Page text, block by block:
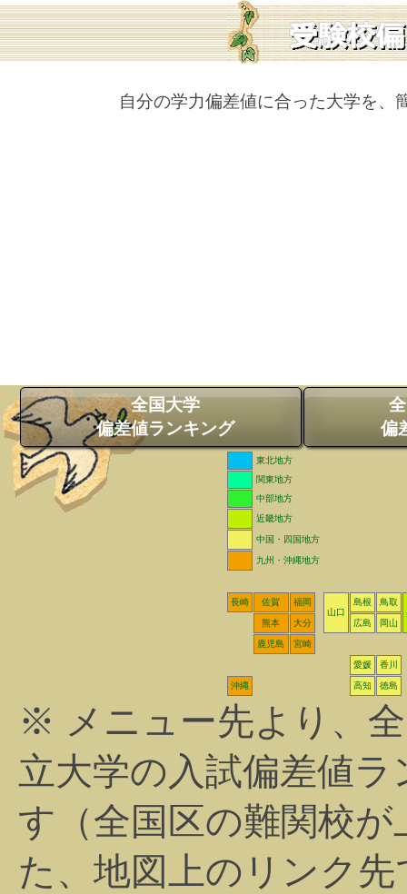
自分の学力偏差値に合った大学を、
全国大学
偏差値ランキング
偏
東北地方
関東地方
中部地方
近畿地方
中国・四国地方
九州・沖縄地方
長崎 佐賀
福岡
山口
島根
鳥取
熊本
大分 広島 岡山
鹿児島 宮崎
愛媛 香川
沖縄 高知 徳島
※ メニュー先より、
立大学の入試偏差値
す（全国区の難関校
た、地図上のリンク